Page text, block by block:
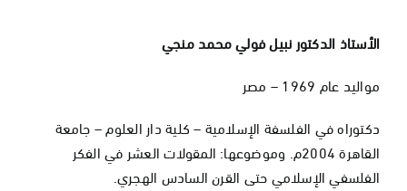
الأستاذ الدكتور نبيل فولي محمد منجي
مواليد عام 1969 – مصر
دكتوراه في الفلسفة الإسلامية – كلية دار العلوم – جامعة
القاهرة 2004م. وموضوعها: المقولات العشر في الفكر
الفلسفي الإسلامي حتى القرن السادس الهجري.